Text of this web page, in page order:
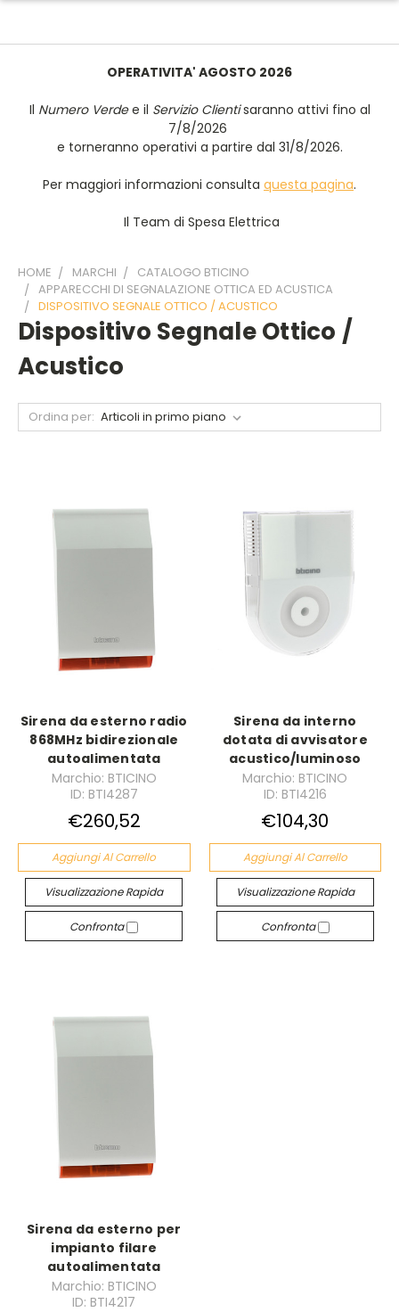
OPERATIVITA' AGOSTO 2026
Il Numero Verdee il Servizio Clientisaranno attivi fino al
7/8/2026
e torneranno operativi a partire dal 31/8/2026.
Per maggiori informazioni consulta questa pagina.
Il Team di Spesa Elettrica
HOME MARCHI
CATALOGO BTICINO
APPARECCHI DI SEGNALAZIONE OTTICA ED ACUSTICA
DISPOSITIVO SEGNALE OTTICO / ACUSTICO
Dispositivo Segnale Ottico /
Acustico
Ordina per:
Sirena da esterno radio
868MHz bidirezionale
autoalimentata
Marchio: BTICINO
ID: BTI4287
€260,52
Aggiungi Al Carrello
Visualizzazione Rapida
Confronta
Sirena da interno
dotata di avvisatore
acustico/luminoso
Marchio: BTICINO
ID: BTI4216
€104,30
Aggiungi Al Carrello
Visualizzazione Rapida
Confronta
Sirena da esterno per
impianto filare
autoalimentata
Marchio: BTICINO
ID: BTI4217